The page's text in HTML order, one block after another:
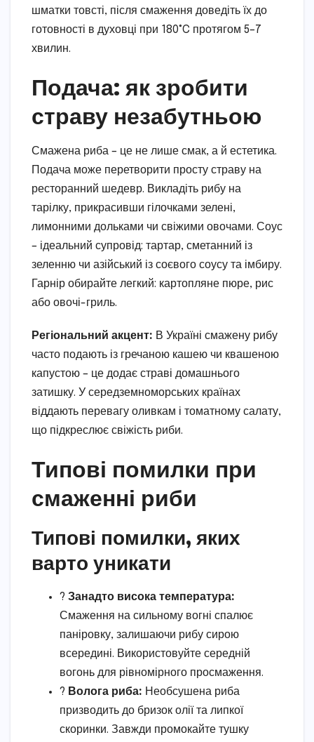
шматки товсті, після смаження доведіть їх до
готовності в духовці при 180°C протягом 5–7
хвилин.
Подача: як зробити
страву незабутньою
Смажена риба – це не лише смак, а й естетика.
Подача може перетворити просту страву на
ресторанний шедевр. Викладіть рибу на
тарілку, прикрасивши гілочками зелені,
лимонними дольками чи свіжими овочами. Соус
– ідеальний супровід: тартар, сметанний із
зеленню чи азійський із соєвого соусу та імбиру.
Гарнір обирайте легкий: картопляне пюре, рис
або овочі-гриль.
Регіональний акцент: В Україні смажену рибу
часто подають із гречаною кашею чи квашеною
капустою – це додає страві домашнього
затишку. У середземноморських країнах
віддають перевагу оливкам і томатному салату,
що підкреслює свіжість риби.
Типові помилки при
смаженні риби
Типові помилки, яких
варто уникати
? Занадто висока температура:
Смаження на сильному вогні спалює
паніровку, залишаючи рибу сирою
всередині. Використовуйте середній
вогонь для рівномірного просмаження.
? Волога риба: Необсушена риба
призводить до бризок олії та липкої
скоринки. Завжди промокайте тушку